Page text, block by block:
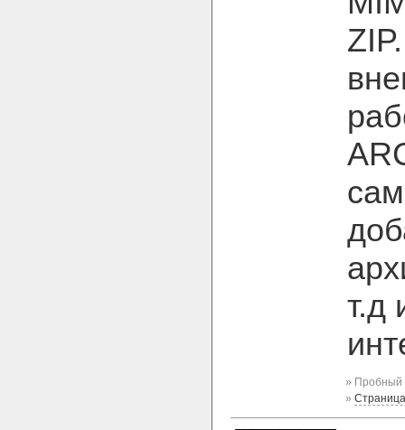
т.д
» Пробный
»